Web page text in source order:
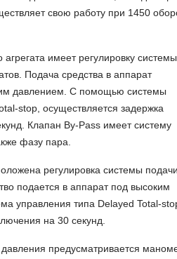
свою работу при 1450
имеет регулировку системы
Подача средства в аппарат
давлением. С помощью системы
stop, осуществляется задержка
Клапан Вy-Pass имеет систему
фазу пара.
регулировка системы
подается в аппарат под высоким
управления типа Delayed Total-
на 30 секунд.
предусматривается